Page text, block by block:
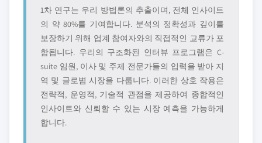
1차 연구는 우리 방법론의 추출이며, 전체 인사이트
의 약 80%를 기여합니다. 분석의 정확성과 깊이를
보장하기 위해 업계 참여자와의 직접적인 교류가 포
함됩니다. 우리의 구조화된 인터뷰 프로그램은 C-
suite 임원, 이사 및 주제 전문가들의 입력을 받아 지
역 및 글로볌 시장을 다룹니다. 이러한 상호 작용은
전략적, 운영적, 기술적 관점을 제공하여 종합적인
인사이트와 신뢰할 수 있는 시장 예측을 가능하게
합니다.